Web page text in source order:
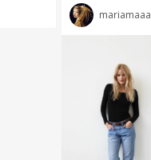
mariamaaa